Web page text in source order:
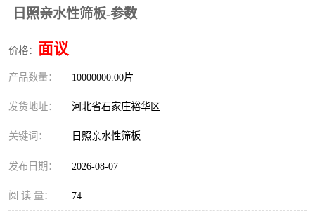
日照亲水性筛板-参数
价格： 面议
产品数量： 10000000.00片
发货地址： 河北省石家庄裕华区
关键词： 日照亲水性筛板
发布日期： 2026-08-07
阅 读 量： 74